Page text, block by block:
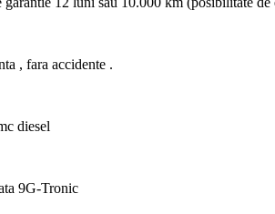
, fara accidente .
diesel
9G-Tronic